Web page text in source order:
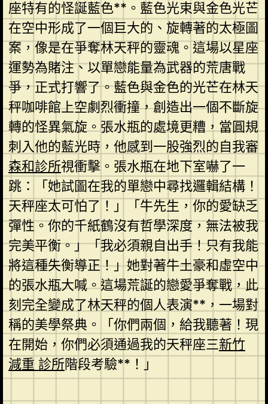
座特有的怪誕藍色**。藍色光束與金色光芒
在空中形成了一個巨大的、旋轉著的太極圖
案，像是在爭奪林天秤的靈魂。這場以星座
運勢為賭注、以單戀能量為武器的荒唐戰
爭，正式打響了。藍色與金色的光芒在林天
秤咖啡館上空劇烈衝撞，創造出一個不斷旋
轉的怪異氣旋。張水瓶的處境更糟，當圓規
刺入他的藍光時，他感到一股強烈的自我審
森和診所視衝擊。張水瓶在地下室嚇了一
跳：「她試圖在我的單戀中尋找邏輯結構！
天秤座太可怕了！」「牛先生，你的愛缺乏
彈性。你的千紙鶴沒有哲學深度，無法被我
完美平衡。」「我必須親自出手！只有我能
將這種失衡導正！」她對著牛土豪和虛空中
的張水瓶大喊。這場荒誕的戀愛爭奪戰，此
刻完全變成了林天秤的個人表演**，一場對
稱的美學祭典。「你們兩個，給我聽著！現
在開始，你們必須通過我的天秤座三新竹
減重 診所階段考驗**！」